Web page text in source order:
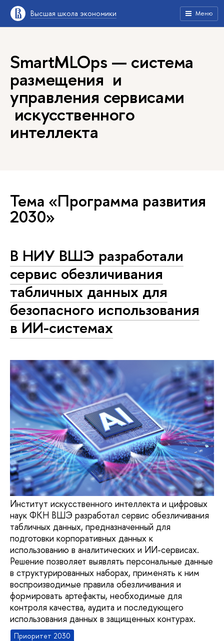
Высшая школа экономики Меню
SmartMLOps — система
размещения и
управления сервисами
искусственного
интеллекта
Тема «Программа развития
2030»
В НИУ ВШЭ разработали
сервис обезличивания
табличных данных для
безопасного использования
в ИИ-системах
Институт искусственного интеллекта и цифровых
наук ФКН ВШЭ разработал сервис обезличивания
табличных данных, предназначенный для
подготовки корпоративных данных к
использованию в аналитических и ИИ-сервисах.
Решение позволяет выявлять персональные данные
в структурированных наборах, применять к ним
воспроизводимые правила обезличивания и
формировать артефакты, необходимые для
контроля качества, аудита и последующего
использования данных в защищенных контурах.
Приоритет 2030